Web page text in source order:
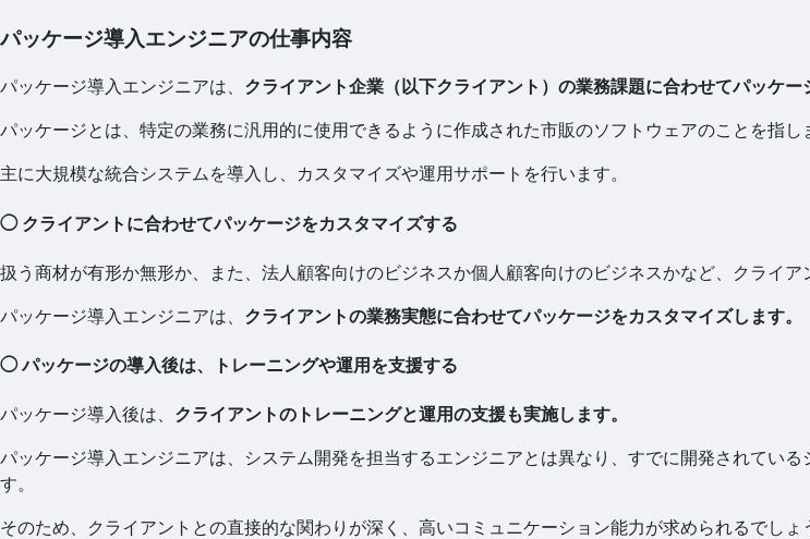
パッケージ導入エンジニアの仕事内容
パッケージ導入エンジニアは、 クライアント企業（以下クライアント）の業務課題に合わせてパッケー
パッケージとは、特定の業務に汎用的に使用できるように作成された市販のソフトウェアのことを指し
主に大規模な統合システムを導入し、カスタマイズや運用サポートを行います。
◯ クライアントに合わせてパッケージをカスタマイズする
扱う商材が有形か無形か、また、法人顧客向けのビジネスか個人顧客向けのビジネスかなど、クライア
パッケージ導入エンジニアは、 クライアントの業務実態に合わせてパッケージをカスタマイズします。
◯ パッケージの導入後は、トレーニングや運用を支援する
パッケージ導入後は、 クライアントのトレーニングと運用の支援も実施します。
パッケージ導入エンジニアは、システム開発を担当するエンジニアとは異なり、すでに開発されてい
す。
そのため、クライアントとの直接的な関わりが深く、高いコミュニケーション能力が求められるでしょ